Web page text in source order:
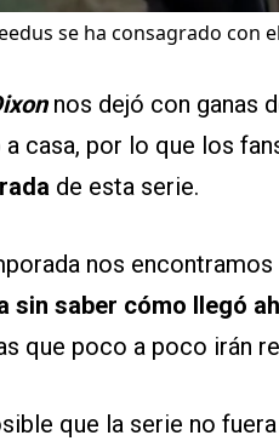
se ha consagrado con
nos dejó con ganas
casa, por lo que los
de esta serie.
nos encontramos
sin saber cómo llegó
que poco a poco irán
que la serie no